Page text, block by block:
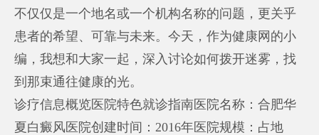
不仅仅是一个地名或一个机构名称的问题，更关乎
患者的希望、可靠与未来。今天，作为健康网的小
编，我想和大家一起，深入讨论如何拨开迷雾，找
到那束通往健康的光。
诊疗信息概览医院特色就诊指南医院名称：合肥华
夏白癜风医院创建时间：2016年医院规模：占地